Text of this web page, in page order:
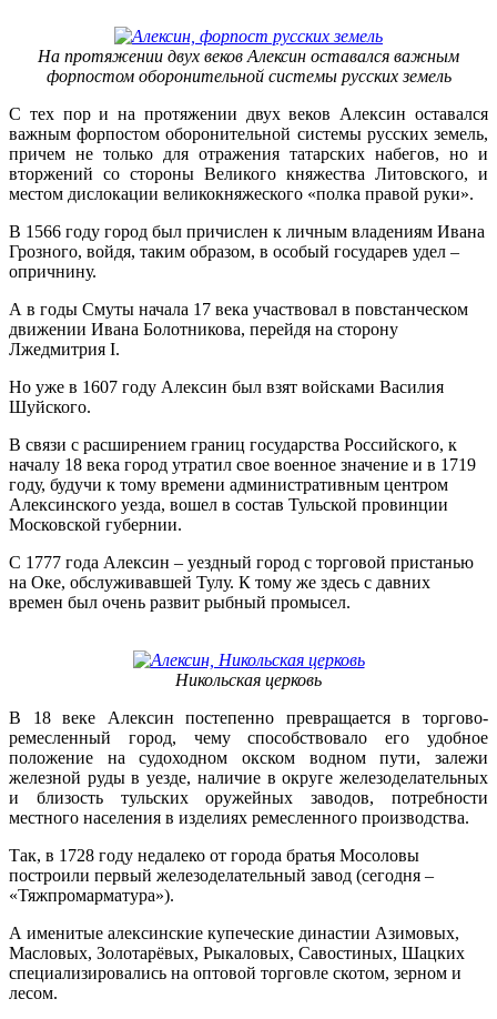
На протяжении двух веков Алексин оставался важным
форпостом оборонительной системы русских земель
С тех пор и на протяжении двух веков Алексин оставался
важным форпостом оборонительной системы русских земель,
причем не только для отражения татарских набегов, но и
вторжений со стороны Великого княжества Литовского, и
местом дислокации великокняжеского «полка правой руки».
В 1566 году город был причислен к личным владениям Ивана
Грозного, войдя, таким образом, в особый государев удел –
опричнину.
А в годы Смуты начала 17 века участвовал в повстанческом
движении Ивана Болотникова, перейдя на сторону
Лжедмитрия I.
Но уже в 1607 году Алексин был взят войсками Василия
Шуйского.
В связи с расширением границ государства Российского, к
началу 18 века город утратил свое военное значение и в 1719
году, будучи к тому времени административным центром
Алексинского уезда, вошел в состав Тульской провинции
Московской губернии.
С 1777 года Алексин – уездный город с торговой пристанью
на Оке, обслуживавшей Тулу. К тому же здесь с давних
времен был очень развит рыбный промысел.
Никольская церковь
В 18 веке Алексин постепенно превращается в торгово-
ремесленный город, чему способствовало его удобное
положение на судоходном окском водном пути, залежи
железной руды в уезде, наличие в округе железоделательных
и близость тульских оружейных заводов, потребности
местного населения в изделиях ремесленного производства.
Так, в 1728 году недалеко от города братья Мосоловы
построили первый железоделательный завод (сегодня –
«Тяжпромарматура»).
А именитые алексинские купеческие династии Азимовых,
Масловых, Золотарёвых, Рыкаловых, Савостиных, Шацких
специализировались на оптовой торговле скотом, зерном и
лесом.